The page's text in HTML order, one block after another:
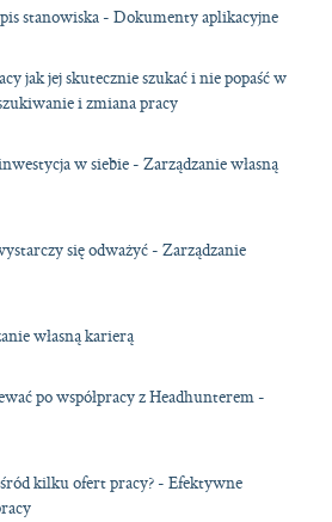
stanowiska - Dokumenty aplikacyjne
jak jej skutecznie szukać i nie popaść w
i zmiana pracy
w siebie - Zarządzanie własną
się odważyć - Zarządzanie
własną karierą
po współpracy z Headhunterem -
kilku ofert pracy? - Efektywne